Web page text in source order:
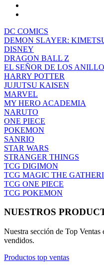
DC COMICS
DEMON SLAYER:
DISNEY
DRAGON BALL Z
EL SEÑOR DE LOS
HARRY POTTER
JUJUTSU KAISEN
MARVEL
MY HERO ACADEMIA
NARUTO
ONE PIECE
POKEMON
SANRIO
STAR WARS
STRANGER THINGS
TCG DIGIMON
TCG MAGIC THE
TCG ONE PIECE
TCG POKEMON
NUESTROS
Nuestra sección de Top Ventas
vendidos.
Productos top ventas